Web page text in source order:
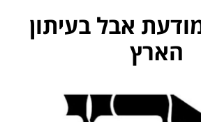
אבל בעיתון
הארץ